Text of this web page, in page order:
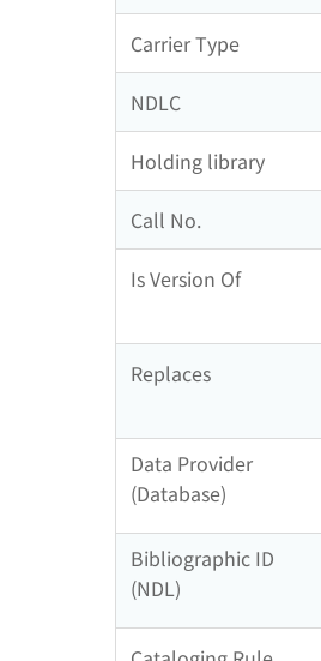
Carrier Type
NDLC
Holding library
Call No.
Is Version Of
Replaces
Data Provider
(Database)
Bibliographic ID
(NDL)